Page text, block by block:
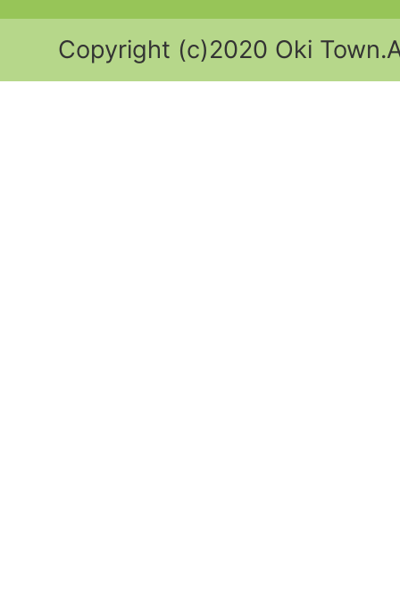
Copyright (c)2020 Oki